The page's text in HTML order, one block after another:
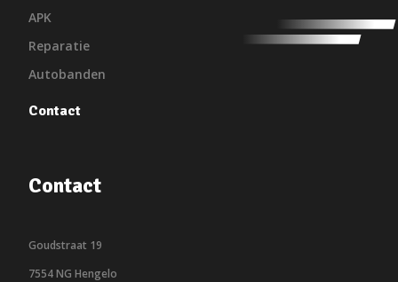
APK
Reparatie
Autobanden
Contact
Contact
Goudstraat 19
7554 NG Hengelo